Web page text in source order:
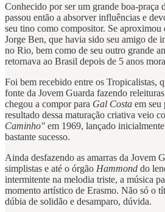
Conhecido por ser um grande boa-praça
passou então a absorver influências e
seu tino como compositor. Se aproximou
Jorge Ben, que havia sido seu amigo de
no Rio, bem como de seu outro grande
retornava ao Brasil depois de 5 anos
Foi bem recebido entre os Tropicalistas,
fonte da Jovem Guarda fazendo
chegou a compor para Gal Costa em seu
resultado dessa maturação criativa veio
Caminho" em 1969, lançado
bastante sucesso.
Ainda desfazendo as amarras da Jovem
simplistas e até o órgão Hammond do
intermitente na melodia triste, a música
momento artístico de Erasmo. Não só o
dúbia de solidão e desamparo, dúvida.